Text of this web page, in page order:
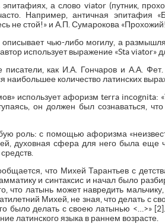
а слово viator (путник,
Например, античная эпитафия
не стой!» и А.П. Сумарокова
чью-либо могилу, а
использует выражение «Sta viator»
писатели, как И.А. Гончаров и А.А.
наибольшее количество латинских
использует афоризм terra incognita:
он должен был сознаваться,
роль: с помощью афоризма
духовная сфера для него была
что Михей Тарантьев с
и синтаксис и начал было
что латынь может навредить
Михей, не зная, что делать с
было делать с своею латынью <…>»
латинского языка в раннем возрасте.